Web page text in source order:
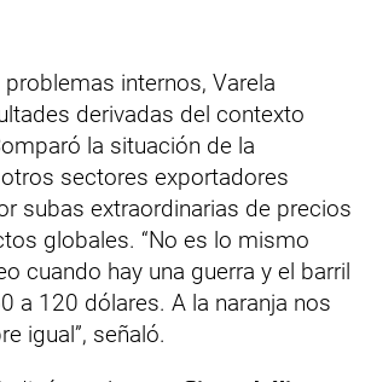
internos, Varela
derivadas del contexto
la situación de la
sectores exportadores
subas extraordinarias de precios
globales. “No es lo mismo
cuando hay una guerra y el barril
a 120 dólares. A la naranja nos
igual”, señaló.